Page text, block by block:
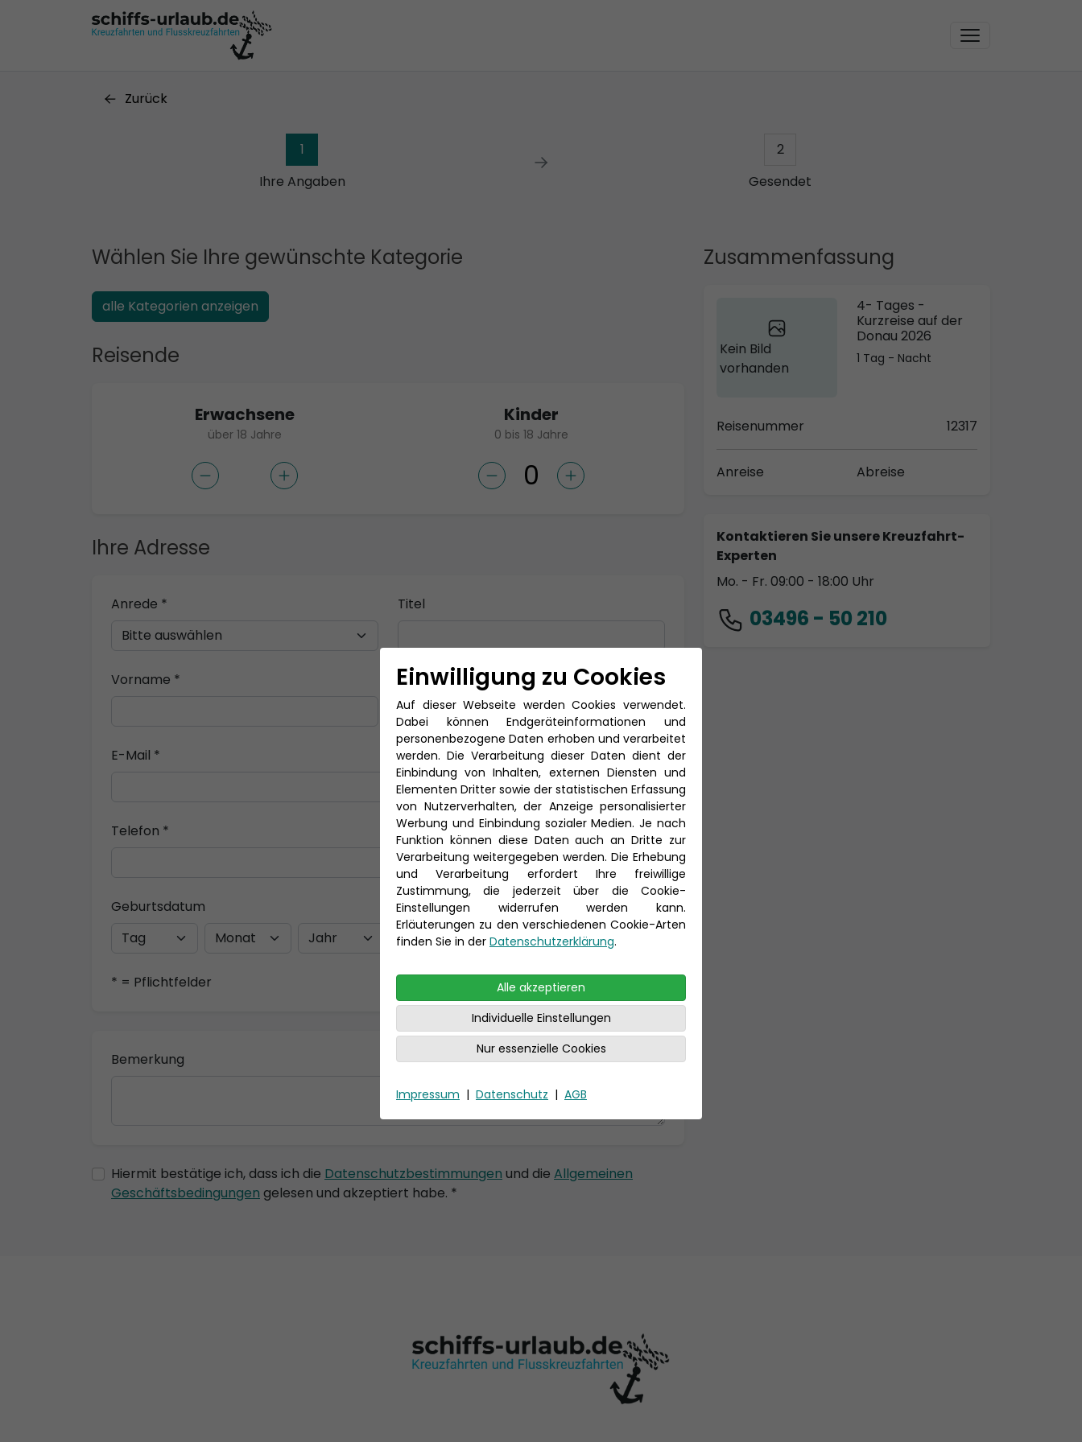
Zurück
1
Ihre Angaben
2
Gesendet
Zusammenfassung
Kein Bild
vorhanden
4- Tages -
Kurzreise auf der
Donau 2026
1 Tag - Nacht
Reisenummer 12317
Anreise Abreise
Kontaktieren Sie unsere Kreuzfahrt-
Experten
Mo. - Fr. 09:00 - 18:00 Uhr
03496 - 50 210
Wählen Sie Ihre gewünschte Kategorie
alle Kategorien anzeigen
Reisende
Erwachsene
über 18 Jahre
Kinder
0 bis 18 Jahre
Ihre Adresse
Anrede * Titel
Vorname * Nachname *
E-Mail *
Telefon *
Geburtsdatum
* = Pflichtfelder
Bemerkung
Hiermit bestätige ich, dass ich die Datenschutzbestimmungen und die Allgemeinen
Geschäftsbedingungen gelesen und akzeptiert habe. *
Einwilligung zu Cookies
Auf dieser Webseite werden Cookies verwendet.
Dabei können Endgeräteinformationen und
personenbezogene Daten erhoben und verarbeitet
werden. Die Verarbeitung dieser Daten dient der
Einbindung von Inhalten, externen Diensten und
Elementen Dritter sowie der statistischen Erfassung
von Nutzerverhalten, der Anzeige personalisierter
Werbung und Einbindung sozialer Medien. Je nach
Funktion können diese Daten auch an Dritte zur
Verarbeitung weitergegeben werden. Die Erhebung
und Verarbeitung erfordert Ihre freiwillige
Zustimmung, die jederzeit über die Cookie-
Einstellungen widerrufen werden kann.
Erläuterungen zu den verschiedenen Cookie-Arten
finden Sie in der Datenschutzerklärung.
Alle akzeptieren
Individuelle Einstellungen
Nur essenzielle Cookies
Impressum | Datenschutz | AGB